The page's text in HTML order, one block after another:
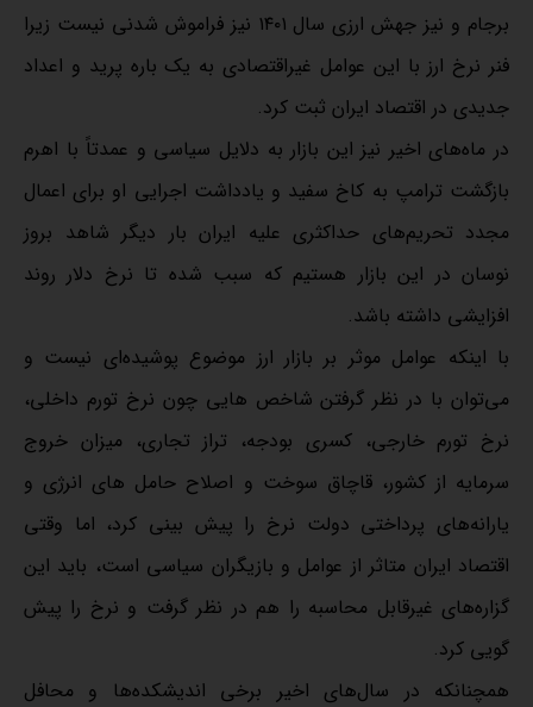
برجام و نیز جهش ارزی سال ۱۴۰۱ نیز فراموش شدنی نیست زیرا
فنر نرخ ارز با این عوامل غیراقتصادی به یک باره پرید و اعداد
جدیدی در اقتصاد ایران ثبت کرد.
در ماه‌های اخیر نیز این بازار به دلایل سیاسی و عمدتاً با اهرم
بازگشت ترامپ به کاخ سفید و یادداشت اجرایی او برای اعمال
مجدد تحریم‌های حداکثری علیه ایران بار دیگر شاهد بروز
نوسان در این بازار هستیم که سبب شده تا نرخ دلار روند
افزایشی داشته باشد.
با اینکه عوامل موثر بر بازار ارز موضوع پوشیده‌ای نیست و
می‌توان با در نظر گرفتن شاخص هایی چون نرخ تورم داخلی،
نرخ تورم خارجی، کسری بودجه، تراز تجاری، میزان خروج
سرمایه از کشور، قاچاق سوخت و اصلاح حامل های انرژی و
یارانه‌های پرداختی دولت نرخ را پیش بینی کرد، اما وقتی
اقتصاد ایران متاثر از عوامل و بازیگران سیاسی است، باید این
گزاره‌های غیرقابل محاسبه را هم در نظر گرفت و نرخ را پیش
گویی کرد.
همچنانکه در سال‌های اخیر برخی اندیشکده‌ها و محافل